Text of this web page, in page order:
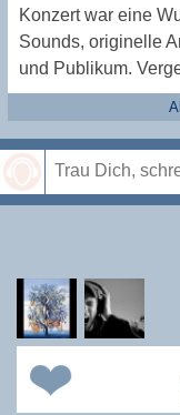
Konzert war eine
Sounds, originelle
und Publikum.